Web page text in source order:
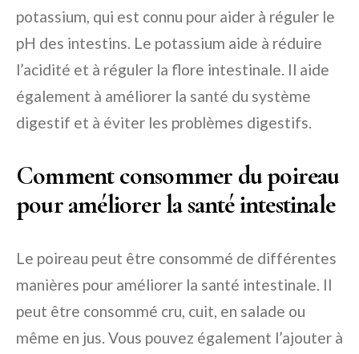
potassium, qui est connu pour aider à réguler le
pH des intestins. Le potassium aide à réduire
l’acidité et à réguler la flore intestinale. Il aide
également à améliorer la santé du système
digestif et à éviter les problèmes digestifs.
Comment consommer du poireau
pour améliorer la santé intestinale
Le poireau peut être consommé de différentes
manières pour améliorer la santé intestinale. Il
peut être consommé cru, cuit, en salade ou
même en jus. Vous pouvez également l’ajouter à